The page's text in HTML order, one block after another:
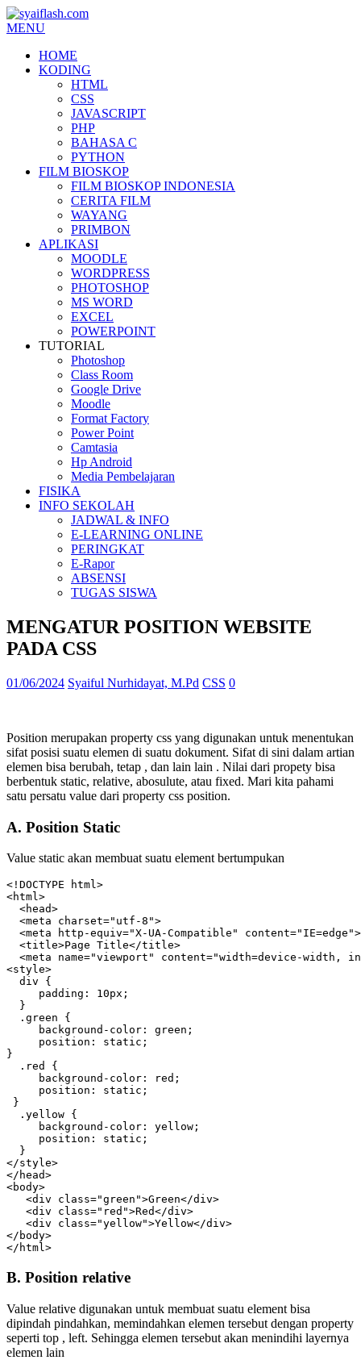
MENU
HOME
KODING
HTML
CSS
JAVASCRIPT
PHP
BAHASA C
PYTHON
FILM BIOSKOP
FILM BIOSKOP INDONESIA
CERITA FILM
WAYANG
PRIMBON
APLIKASI
MOODLE
WORDPRESS
PHOTOSHOP
MS WORD
EXCEL
POWERPOINT
TUTORIAL
Photoshop
Class Room
Google Drive
Moodle
Format Factory
Power Point
Camtasia
Hp Android
Media Pembelajaran
FISIKA
INFO SEKOLAH
JADWAL & INFO
E-LEARNING ONLINE
PERINGKAT
E-Rapor
ABSENSI
TUGAS SISWA
MENGATUR POSITION WEBSITE
PADA CSS
01/06/2024 Syaiful Nurhidayat, M.Pd CSS 0
Position merupakan property css yang digunakan untuk menentukan
sifat posisi suatu elemen di suatu dokument. Sifat di sini dalam artian
elemen bisa berubah, tetap , dan lain lain . Nilai dari propety bisa
berbentuk static, relative, abosulute, atau fixed. Mari kita pahami
satu persatu value dari property css position.
A. Position Static
Value static akan membuat suatu element bertumpukan
<!DOCTYPE html>
<html>
  <head>
  <meta charset="utf-8">
  <meta http-equiv="X-UA-Compatible" content="IE=edge">
  <title>Page Title</title>
<meta name="viewport" content="width=device-width,
<style>
  div {
     padding: 10px;
  }
  .green {
     background-color: green;
     position: static;
}
  .red {
     background-color: red;
     position: static;
}
  .yellow {
     background-color: yellow;
     position: static;
  }
</style>
</head>
<body>
   <div class="green">Green</div>
   <div class="red">Red</div>
   <div class="yellow">Yellow</div>
</body>
</html>
B. Position relative
Value relative digunakan untuk membuat suatu element bisa
dipindah pindahkan, memindahkan elemen tersebut dengan property
seperti top , left. Sehingga elemen tersebut akan menindihi layernya
elemen lain